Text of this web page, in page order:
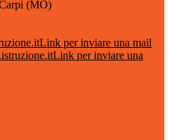
(MO)
Link per inviare una mail
Link per inviare una